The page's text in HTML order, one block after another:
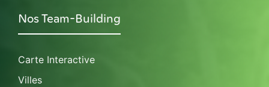
Nos Team-Building
Carte Interactive
Villes